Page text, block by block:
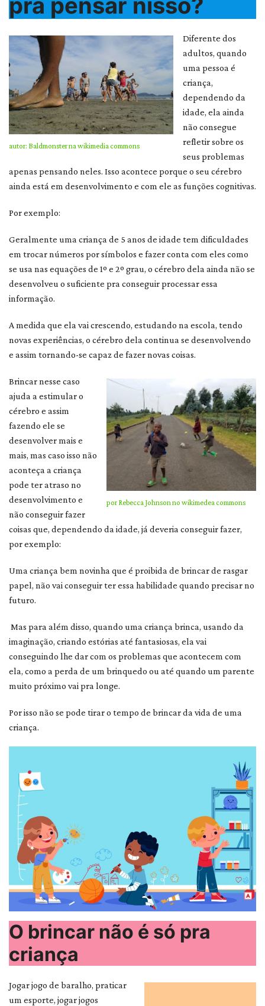
autor: Baldmonster na wikimedia commons
Diferente dos
adultos, quando
uma pessoa é
criança,
dependendo da
idade, ela ainda
não consegue
refletir sobre os
seus problemas
apenas pensando neles. Isso acontece porque o seu cérebro
ainda está em desenvolvimento e com ele as funções cognitivas.
Por exemplo:
Geralmente uma criança de 5 anos de idade tem dificuldades
em trocar números por símbolos e fazer conta com eles como
se usa nas equações de 1º e 2º grau, o cérebro dela ainda não se
desenvolveu o suficiente pra conseguir processar essa
informação.
A medida que ela vai crescendo, estudando na escola, tendo
novas experiências, o cérebro dela continua se desenvolvendo
e assim tornando-se capaz de fazer novas coisas.
por Rebecca Johnson no wikimedea commons
Brincar nesse caso
ajuda a estimular o
cérebro e assim
fazendo ele se
desenvolver mais e
mais, mas caso isso não
aconteça a criança
pode ter atraso no
desenvolvimento e
não conseguir fazer
coisas que, dependendo da idade, já deveria conseguir fazer,
por exemplo:
Uma criança bem novinha que é proibida de brincar de rasgar
papel, não vai conseguir ter essa habilidade quando precisar no
futuro.
Mas para além disso, quando uma criança brinca, usando da
imaginação, criando estórias até fantasiosas, ela vai
conseguindo lhe dar com os problemas que acontecem com
ela, como a perda de um brinquedo ou até quando um parente
muito próximo vai pra longe.
Por isso não se pode tirar o tempo de brincar da vida de uma
criança.
O brincar não é só pra
criança
Jogar jogo de baralho, praticar
um esporte, jogar jogos